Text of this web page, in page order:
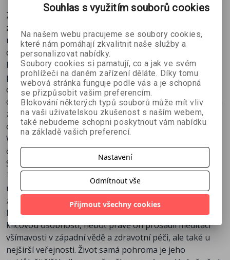
Začněte praktikovat mindfulness a tak zlepšete své
zdraví i soustředění, snižte svůj stres a mějte větší
radost z každého dne. Profesor Jon Kabat-Zinn vám bu-
de tím nejpovolanějším učitelem.
Mindfulness neboli meditace všímavosti se na Západě v
posledních letech stala významným fenoménem. Jde o
duševní trénink zaměřený na prožívání přítom-ného
okamžiku, což má vědecky prokázaný blahodárný vliv na
zdraví a duševní pohodu. Praktikuje ho mnoho známých
osobností, mimo jiné Al Gore, Clint Eastwood, Oprah
Winfreyová či ragbista Jonny Wilkinson. Mindfulness se
objevuje na titulních stranách časopisů, jako je Time,
Scientic American nebo Newsweek, firmy Google či
Twitter platí svým zaměstnancům meditační lekce. A v
neposlední řadě stovky nemocnic po celém světě
zavádějí léčebné programy založené na všímavosti.
Profesor medicíny Jon Kabat-Zinn je v tomto hnutí
klíčovou osobností, neboť právě on prosadil meditaci
všímavosti v západní vědě a zdravotní péči, ale také u
nejširší veřejnosti. Život samá pohroma je jeho
Souhlas s využitím souborů cookies
Na našem webu pracujeme se soubory cookies,
které nám pomáhají zkvalitnit naše služby a
personalizovat nabídky.
Soubory cookies si pamatují, co a jak ve svém
prohlížeči na daném zařízení děláte. Díky tomu
webová stránka funguje podle vás a je schopná
se přizpůsobit vašim preferencím.
Blokování některých typů souborů může mít vliv
na vaši uživatelskou zkušenost s naším webem,
také nebudeme schopni poskytnout vám nabídku
na základě vašich preferencí.
Nastavení
Odmítnout vše
Přijmout všechny cookies